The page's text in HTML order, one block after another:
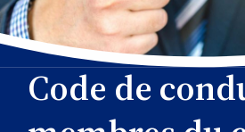
Code de